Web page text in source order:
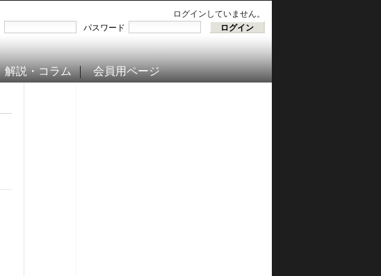
ログインしていません。
パスワード
解説・コラム 会員用ページ